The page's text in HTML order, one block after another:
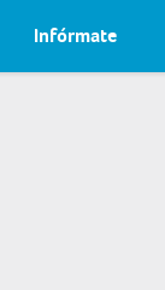
Infórmate